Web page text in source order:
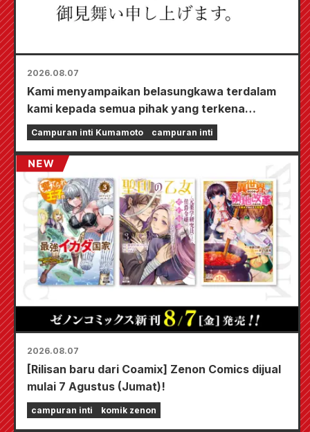
2026.08.07
Kami menyampaikan belasungkawa terdalam
kami kepada semua pihak yang terkena
dampak Gempa Bumi Kumamoto 2026.
Campuran inti Kumamoto campuran inti
2026.08.07
[Rilisan baru dari Coamix] Zenon Comics dijual
mulai 7 Agustus (Jumat)!
campuran inti komik zenon